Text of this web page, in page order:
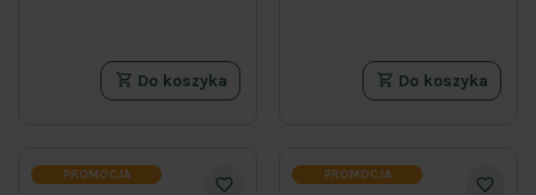
Do koszyka Do koszyka
PROMOCJA PROMOCJA